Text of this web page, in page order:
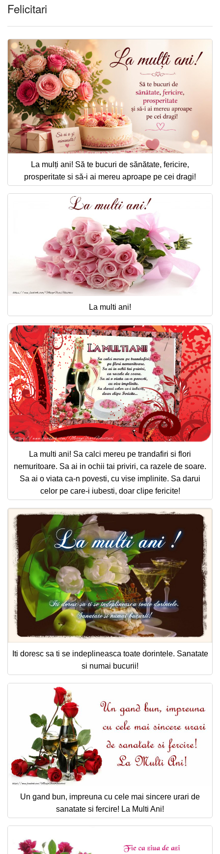
Felicitari
La mulți ani! Să te bucuri de sănătate, fericire,
prosperitate si să-i ai mereu aproape pe cei dragi!
La multi ani!
La multi ani! Sa calci mereu pe trandafiri si flori
nemuritoare. Sa ai in ochii tai priviri, ca razele de soare.
Sa ai o viata ca-n povesti, cu vise implinite. Sa darui
celor pe care-i iubesti, doar clipe fericite!
Iti doresc sa ti se indeplineasca toate dorintele. Sanatate
si numai bucurii!
Un gand bun, impreuna cu cele mai sincere urari de
sanatate si fercire! La Multi Ani!